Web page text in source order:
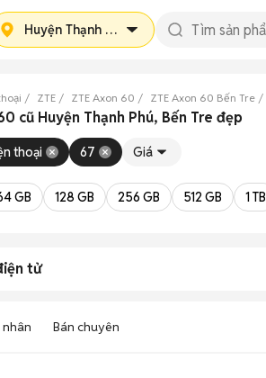
Huyện Thạnh Phú
ZTE ZTE Axon 60 ZTE Axon 60 Bến Tre
cũ Huyện Thạnh Phú, Bến Tre đẹp
thoại 67 Giá
GB 128 GB 256 GB 512 GB 1 TB
tử
nhân Bán chuyên